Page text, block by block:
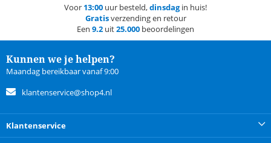
Voor 13:00 uur besteld,dinsdagin huis!
Gratisverzending en retour
Een 9.2 uit25.000 beoordelingen
Kunnen we je helpen?
Maandag bereikbaar vanaf 9:00
klantenservice@shop4.nl
Klantenservice